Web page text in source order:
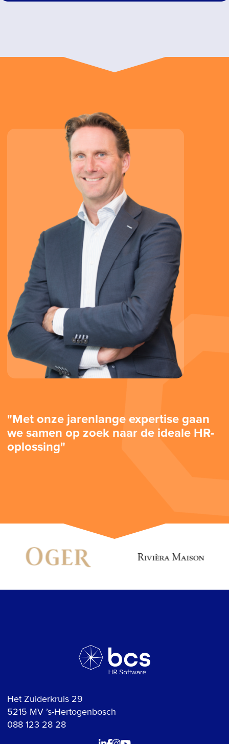
"Met onze jarenlange expertise gaan
we samen op zoek naar de ideale HR-
oplossing"
Het Zuiderkruis 29
5215 MV ’s-Hertogenbosch
088 123 28 28